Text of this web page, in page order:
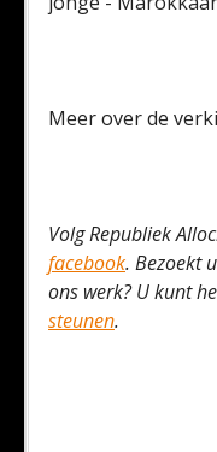
Meer over de
Volg Republiek
facebook. Bezoekt
ons werk? U kunt
steunen.